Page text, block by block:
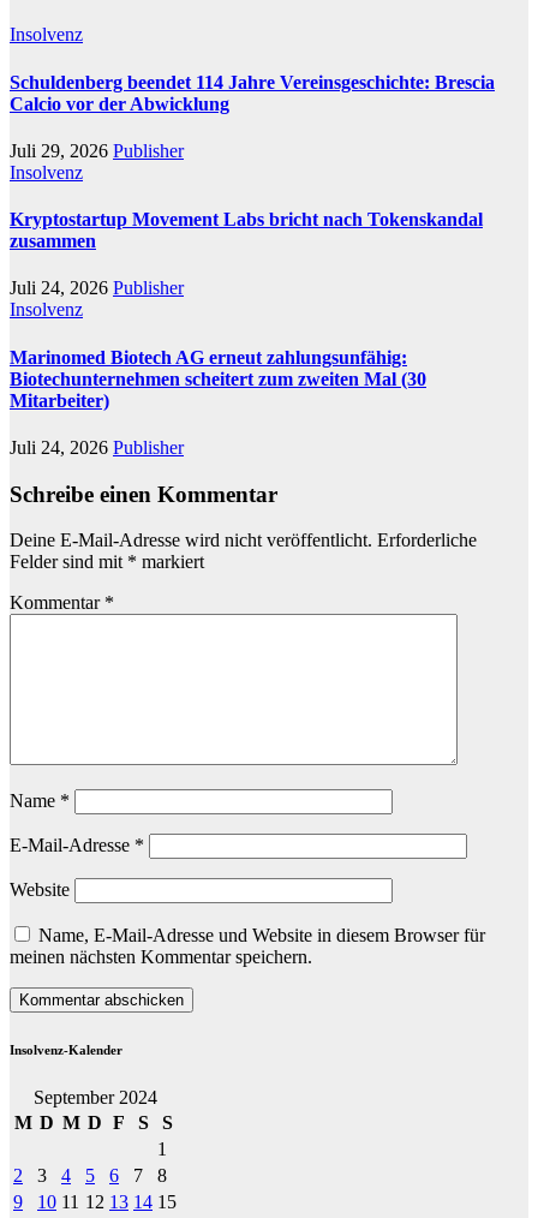
Insolvenz
Schuldenberg beendet 114 Jahre Vereinsgeschichte: Brescia
Calcio vor der Abwicklung
Juli 29, 2026 Publisher
Insolvenz
Kryptostartup Movement Labs bricht nach Tokenskandal
zusammen
Juli 24, 2026 Publisher
Insolvenz
Marinomed Biotech AG erneut zahlungsunfähig:
Biotechunternehmen scheitert zum zweiten Mal (30
Mitarbeiter)
Juli 24, 2026 Publisher
Schreibe einen Kommentar
Deine E-Mail-Adresse wird nicht veröffentlicht. Erforderliche
Felder sind mit * markiert
Kommentar *
Name *
E-Mail-Adresse *
Website
Name, E-Mail-Adresse und Website in diesem Browser für
meinen nächsten Kommentar speichern.
Insolvenz-Kalender
September 2024
M D M D F S
S
1
2
3 4 5 6 7
8
9
10 11 12 13 14 15